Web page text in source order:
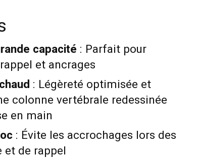
capacité : Parfait pour
et ancrages
: Légèreté optimisée et
colonne vertébrale redessinée
en main
: Évite les accrochages lors des
et de rappel